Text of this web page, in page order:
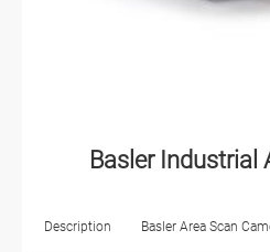
Basler Industrial
Description Basler Area Scan